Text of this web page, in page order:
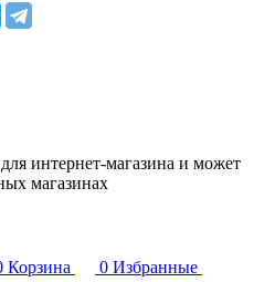
интернет-магазина и может
магазинах
Корзина 0 Избранные